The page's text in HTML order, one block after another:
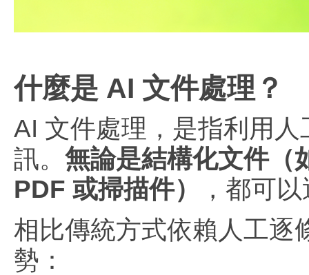
什麼是 AI 文件處理？
AI 文件處理，是指利用
訊。 無論是結構化文件（
PDF 或掃描件）
，都可
相比傳統方式依賴人工逐
勢：